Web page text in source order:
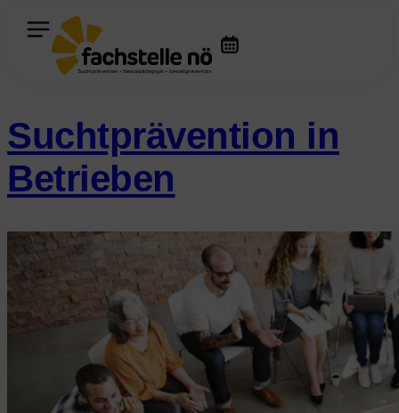
springen
Suchtprävention in
Betrieben